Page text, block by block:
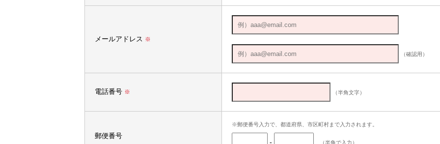
メールアドレス ※
（確認用）
電話番号 ※ （半角文字）
郵便番号
※郵便番号入力で、都道府県、市区町村まで入力されます。
- （半角で入力）